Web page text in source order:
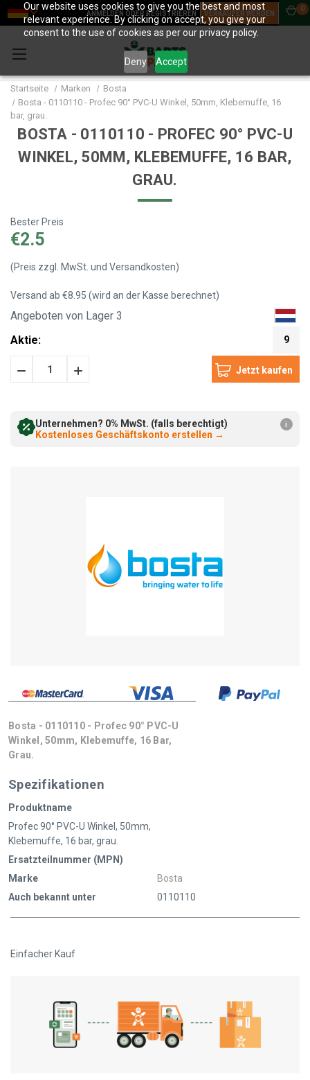
Our website uses cookies to give you the best and most
relevant experience. By clicking on accept, you give your
consent to the use of cookies as per our privacy policy.
Deny Accept
ANMELDEN ODER REGISTRIEREN VERKÄUFER WERDEN
0
Startseite Marken
Bosta
Bosta - 0110110 - Profec 90° PVC-U Winkel, 50mm, Klebemuffe, 16
bar, grau.
BOSTA - 0110110 - PROFEC 90° PVC-U
WINKEL, 50MM, KLEBEMUFFE, 16 BAR,
GRAU.
Bester Preis
€2.5
(Preis zzgl. MwSt. und Versandkosten)
Versand ab €8.95 (wird an der Kasse berechnet)
Angeboten von Lager 3
Aktie:
9
Menge Menge
Unternehmen? 0% MwSt. (falls berechtigt)
Kostenloses Geschäftskonto erstellen →
i
Bosta - 0110110 - Profec 90° PVC-U
Winkel, 50mm, Klebemuffe, 16 Bar,
Grau.
Spezifikationen
Produktname
Profec 90° PVC-U Winkel, 50mm,
Klebemuffe, 16 bar, grau.
Ersatzteilnummer (MPN)
Marke
Bosta
Auch bekannt unter
0110110
Einfacher Kauf